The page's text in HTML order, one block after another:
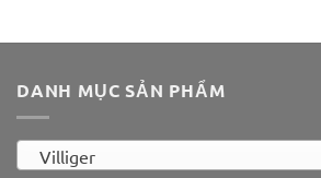
DANH MỤC SẢN PHẨM
Villiger